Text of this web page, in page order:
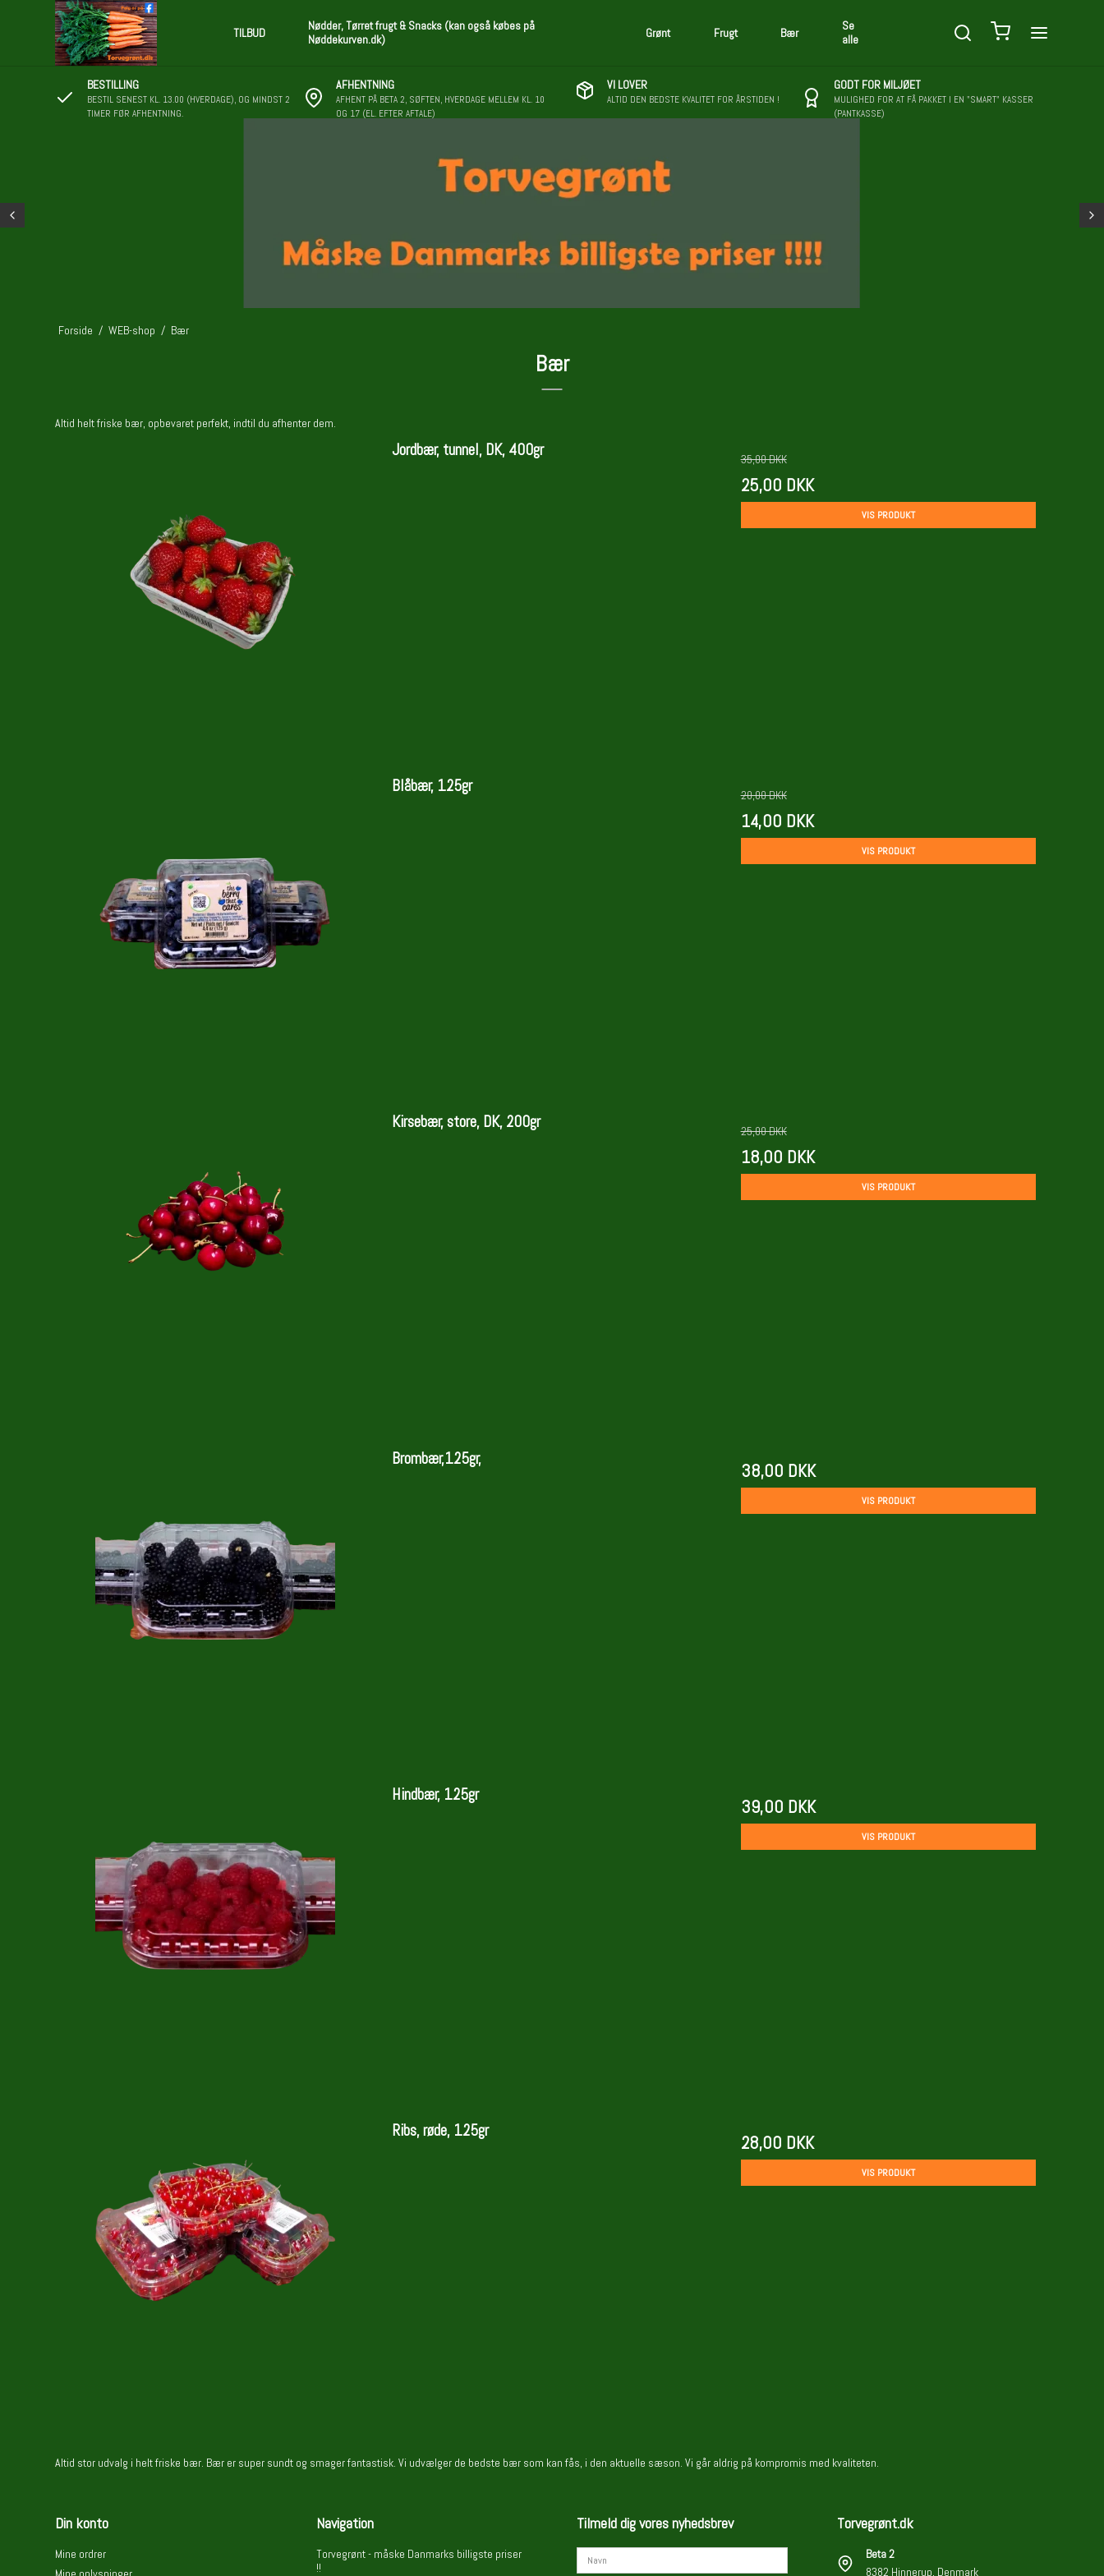
TILBUD
Nødder, Tørret frugt & Snacks (kan også købes på
Nøddekurven.dk)
Grønt Frugt Bær
Se
alle
BESTILLING
BESTIL SENEST KL. 13.00 (HVERDAGE), OG MINDST 2
TIMER FØR AFHENTNING.
AFHENTNING
AFHENT PÅ BETA 2, SØFTEN, HVERDAGE MELLEM KL. 10
OG 17 (EL. EFTER AFTALE)
VI LOVER
ALTID DEN BEDSTE KVALITET FOR ÅRSTIDEN !
GODT FOR MILJØET
MULIGHED FOR AT FÅ PAKKET I EN "SMART" KASSER
(PANTKASSE)
Forside / WEB-shop / Bær
Bær
Altid helt friske bær, opbevaret perfekt, indtil du afhenter dem.
Jordbær, tunnel, DK, 400gr 35,00 DKK
25,00 DKK
VIS PRODUKT
Blåbær, 125gr 20,00 DKK
14,00 DKK
VIS PRODUKT
Kirsebær, store, DK, 200gr 25,00 DKK
18,00 DKK
VIS PRODUKT
Brombær,125gr,
38,00 DKK
VIS PRODUKT
Hindbær, 125gr
39,00 DKK
VIS PRODUKT
Ribs, røde, 125gr
28,00 DKK
VIS PRODUKT
Altid stor udvalg i helt friske bær. Bær er super sundt og smager fantastisk. Vi udvælger de bedste bær som kan fås, i den aktuelle sæson. Vi går aldrig på kompromis med kvaliteten.
Din konto
Mine ordrer
Navigation
Torvegrønt - måske Danmarks billigste priser
!!
Tilmeld dig vores nyhedsbrev Torvegrønt.dk
Beta 2
8382 Hinnerup, Denmark